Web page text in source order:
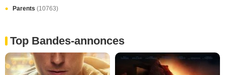
Parents (10763)
Top Bandes-annonces